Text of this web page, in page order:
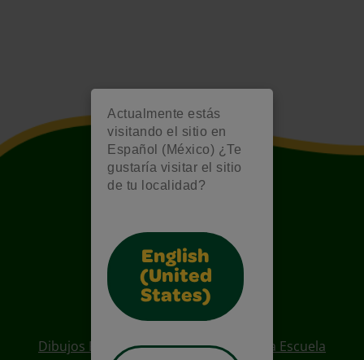
Actualmente estás
visitando el sitio en
Español (México) ¿Te
gustaría visitar el sitio
de tu localidad?
English
(United
States)
Also of Interest
Dibujos Para Colorear De Regreso A La Escuela